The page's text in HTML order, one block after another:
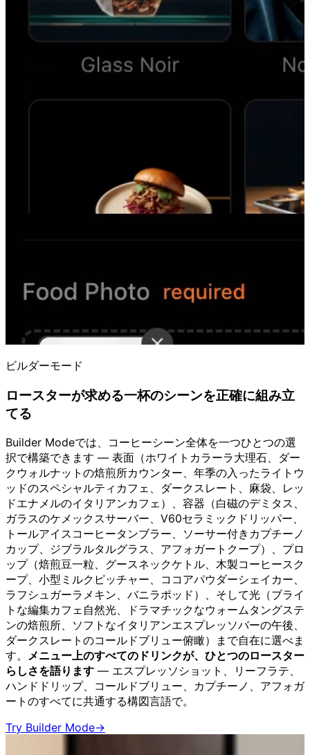
ビルダーモード
ロースターが求める一杯のシーンを正確に組み立
てる
Builder Modeでは、コーヒーシーン全体を一つひとつの選
択で構築できます — 表面（ホワイトカラーラ大理石、ダー
クウォルナットの焙煎所カウンター、年季の入ったライトウ
ッドのスペシャルティカフェ、ダークスレート、麻袋、レッ
ドエナメルのイタリアンカフェ）、容器（白磁のデミタス、
ガラスのケメックスサーバー、V60セラミックドリッパー、
トールアイスコーヒータンブラー、ソーサー付きカプチーノ
カップ、ジブラルタルグラス、アフォガートクープ）、プロ
ップ（焙煎豆一粒、グースネックケトル、木製コーヒースク
ープ、小型ミルクピッチャー、ココアパウダーシェイカー、
ラフシュガーラメキン、バニラポッド）、そして光（ブライ
トな編集カフェ自然光、ドラマチックなウォームタングステ
ンの焙煎所、ソフトなイタリアンエスプレッソバーの午後、
ダークスレートのコールドブリュー俯瞰）まで自在に選べま
す。 メニュー上のすべてのドリンクが、ひとつのロースター
らしさを語ります — エスプレッソショット、リーフラテ、
ハンドドリップ、コールドブリュー、カプチーノ、アフォガ
ートのすべてに共通する構図言語で。
Try Builder Mode→